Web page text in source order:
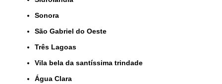
Sonora
São Gabriel do Oeste
Três Lagoas
Vila bela da santíssima trindade
Água Clara